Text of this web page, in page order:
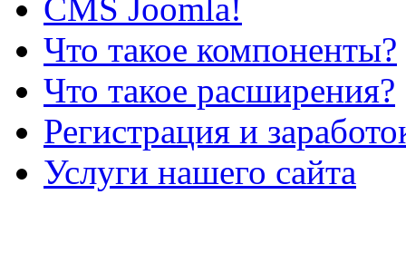
CMS Joomla!
Что такое компоненты?
Что такое расширения?
Регистрация и
Услуги нашего сайта